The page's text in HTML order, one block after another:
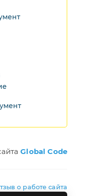
Global Code
о работе сайта